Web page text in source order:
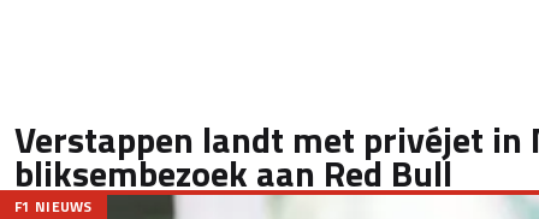
Verstappen landt met privéjet in
bliksembezoek aan Red Bull
F1 NIEUWS